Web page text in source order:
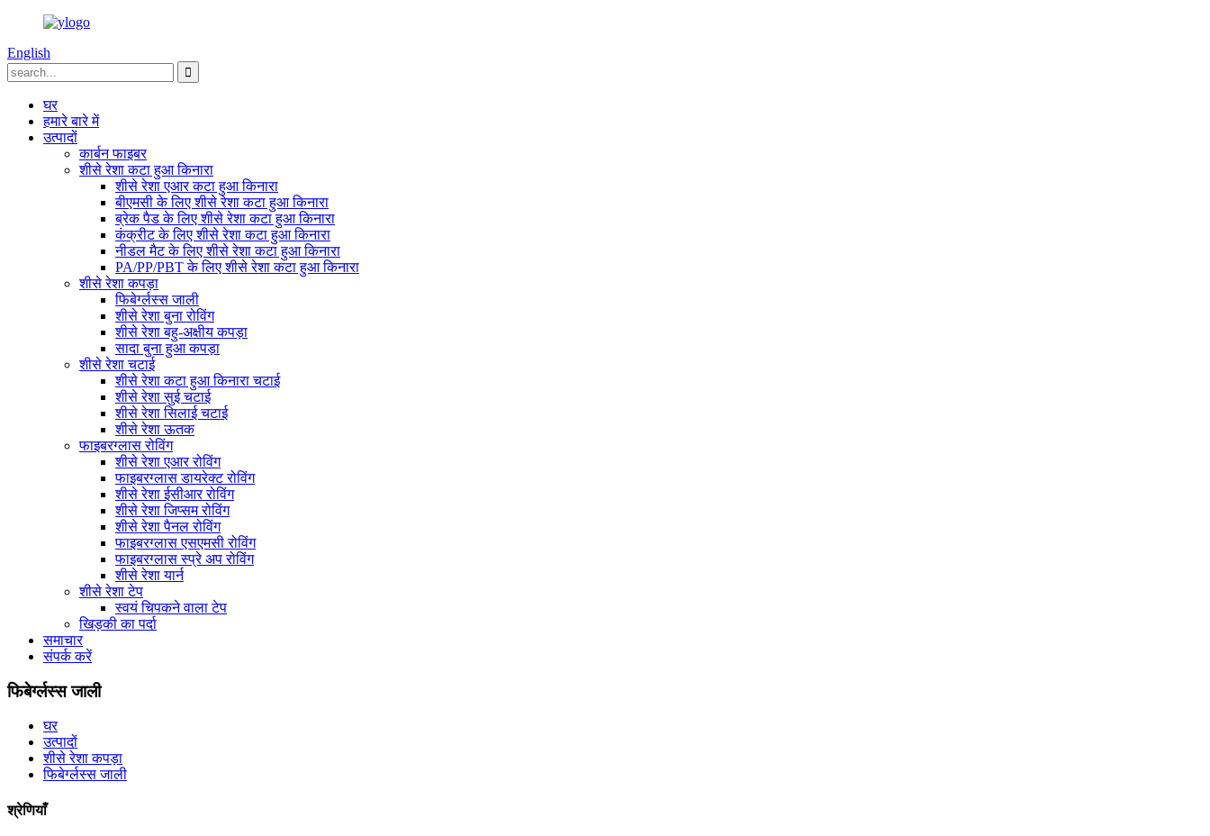
English
घर
हमारे बारे में
उत्पादों
कार्बन फाइबर
शीसे रेशा कटा हुआ किनारा
शीसे रेशा एआर कटा हुआ किनारा
बीएमसी के लिए शीसे रेशा कटा हुआ किनारा
ब्रेक पैड के लिए शीसे रेशा कटा हुआ किनारा
कंक्रीट के लिए शीसे रेशा कटा हुआ किनारा
नीडल मैट के लिए शीसे रेशा कटा हुआ किनारा
PA/PP/PBT के लिए शीसे रेशा कटा हुआ किनारा
शीसे रेशा कपड़ा
फिबेर्ग्लस्स जाली
शीसे रेशा बुना रोविंग
शीसे रेशा बहु-अक्षीय कपड़ा
सादा बुना हुआ कपड़ा
शीसे रेशा चटाई
शीसे रेशा कटा हुआ किनारा चटाई
शीसे रेशा सुई चटाई
शीसे रेशा सिलाई चटाई
शीसे रेशा ऊतक
फाइबरग्लास रोविंग
शीसे रेशा एआर रोविंग
फाइबरग्लास डायरेक्ट रोविंग
शीसे रेशा ईसीआर रोविंग
शीसे रेशा जिप्सम रोविंग
शीसे रेशा पैनल रोविंग
फाइबरग्लास एसएमसी रोविंग
फाइबरग्लास स्प्रे अप रोविंग
शीसे रेशा यार्न
शीसे रेशा टेप
स्वयं चिपकने वाला टेप
खिड़की का पर्दा
समाचार
संपर्क करें
फिबेर्ग्लस्स जाली
घर
उत्पादों
शीसे रेशा कपड़ा
फिबेर्ग्लस्स जाली
श्रेणियाँ